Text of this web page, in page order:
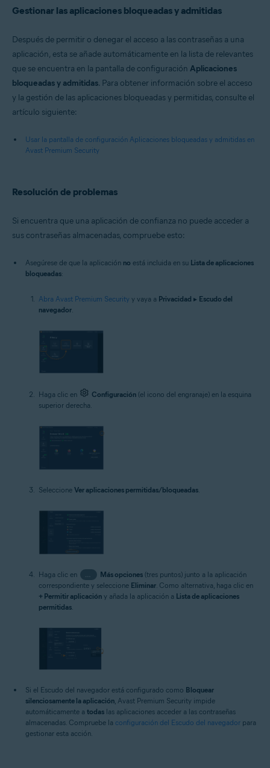
Gestionar las aplicaciones bloqueadas y admitidas
Después de permitir o denegar el acceso a las contraseñas a una
aplicación, esta se añade automáticamente en la lista de relevantes
que se encuentra en la pantalla de configuración Aplicaciones
bloqueadas y admitidas. Para obtener información sobre el acceso
y la gestión de las aplicaciones bloqueadas y permitidas, consulte el
artículo siguiente:
Usar la pantalla de configuración Aplicaciones bloqueadas y admitidas en
Avast Premium Security
Resolución de problemas
Si encuentra que una aplicación de confianza no puede acceder a
sus contraseñas almacenadas, compruebe esto:
Asegúrese de que la aplicación no está incluida en su Lista de aplicaciones
bloqueadas:
Abra Avast Premium Security y vaya a Privacidad ▸ Escudo del
navegador
Haga clic en Configuración (el icono del engranaje) en la esquina
superior derecha.
Seleccione Ver aplicaciones permitidas/bloqueadas.
Haga clic en Más opciones(tres puntos) junto a la aplicación
correspondiente y seleccione Eliminar . Como alternativa, haga clic en
+ Permitir aplicación y añada la aplicación a Lista de aplicaciones
permitidas
Si el Escudo del navegador está configurado como Bloquear
silenciosamente la aplicación , Avast Premium Security impide
automáticamente a todas las aplicaciones acceder a las contraseñas
almacenadas. Compruebe la configuración del Escudo del navegador para
gestionar esta acción.